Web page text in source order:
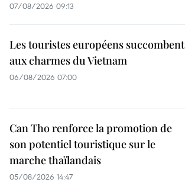
07/08/2026 09:13
Les touristes européens succombent
aux charmes du Vietnam
06/08/2026 07:00
Can Tho renforce la promotion de
son potentiel touristique sur le
marche thaïlandais
05/08/2026 14:47